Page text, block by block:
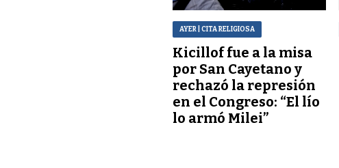
AYER | CITA RELIGIOSA
Kicillof fue a la misa
por San Cayetano y
rechazó la represión
en el Congreso: “El lío
lo armó Milei”